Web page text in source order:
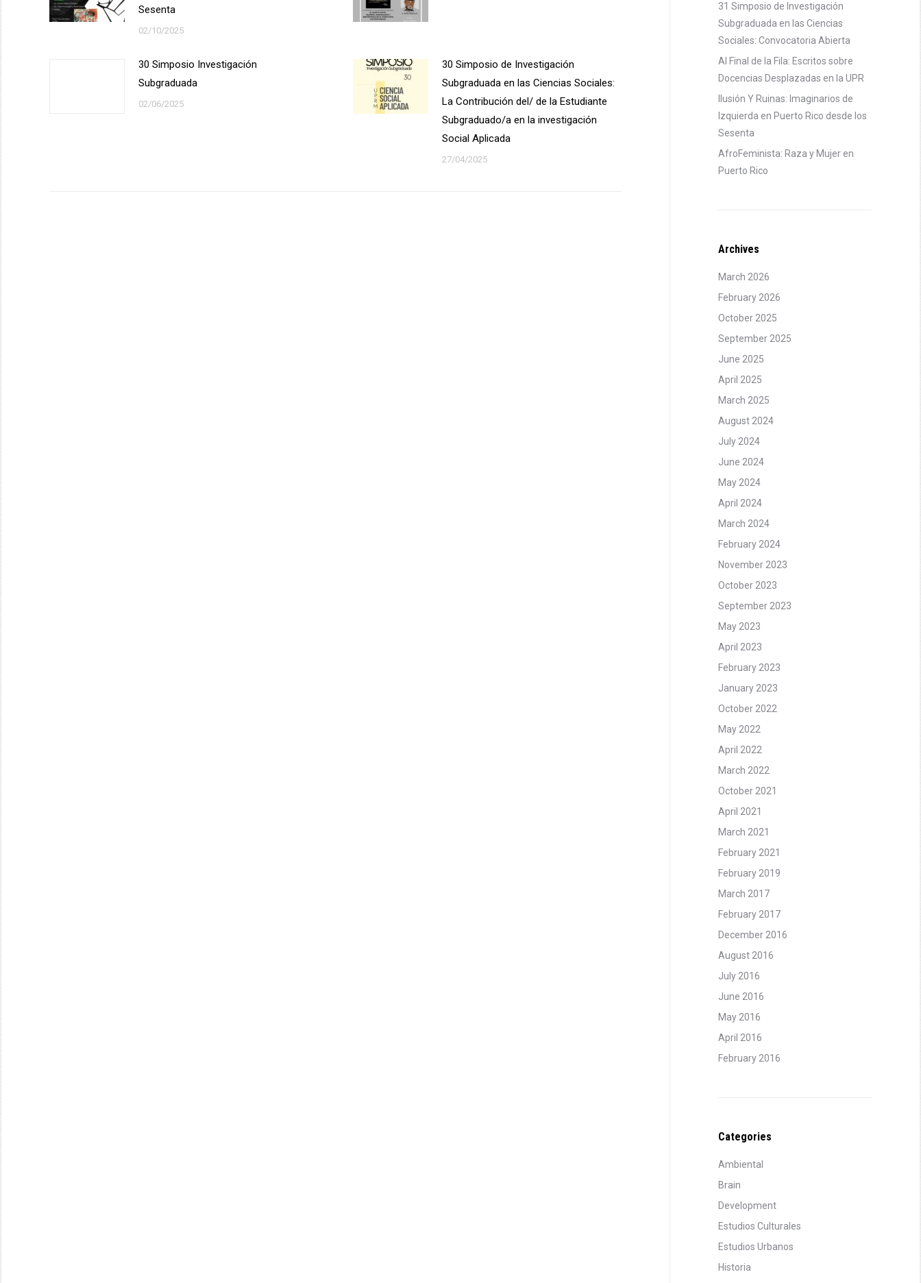
Sesenta
02/10/2025
30 Simposio Investigación
Subgraduada
02/06/2025
30 Simposio de Investigación
Subgraduada en las Ciencias Sociales:
La Contribución del/ de la Estudiante
Subgraduado/a en la investigación
Social Aplicada
27/04/2025
31 Simposio de Investigación
Subgraduada en las Ciencias
Sociales: Convocatoria Abierta
Al Final de la Fila: Escritos sobre
Docencias Desplazadas en la UPR
Ilusión Y Ruinas: Imaginarios de
Izquierda en Puerto Rico desde los
Sesenta
AfroFeminista: Raza y Mujer en
Puerto Rico
Archives
March 2026
February 2026
October 2025
September 2025
June 2025
April 2025
March 2025
August 2024
July 2024
June 2024
May 2024
April 2024
March 2024
February 2024
November 2023
October 2023
September 2023
May 2023
April 2023
February 2023
January 2023
October 2022
May 2022
April 2022
March 2022
October 2021
April 2021
March 2021
February 2021
February 2019
March 2017
February 2017
December 2016
August 2016
July 2016
June 2016
May 2016
April 2016
February 2016
Categories
Ambiental
Brain
Development
Estudios Culturales
Estudios Urbanos
Historia